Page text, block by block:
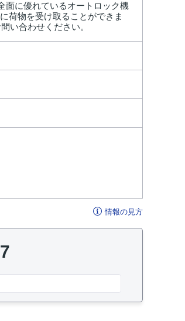
面に優れているオートロック機
荷物を受け取ることができま
い合わせください。
情報の見方